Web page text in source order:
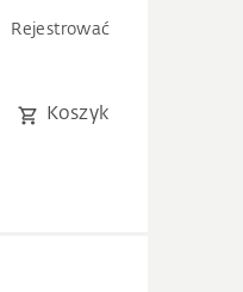
Rejestrować
Koszyk